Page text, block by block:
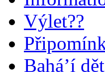
Výlet??
Bahá’í